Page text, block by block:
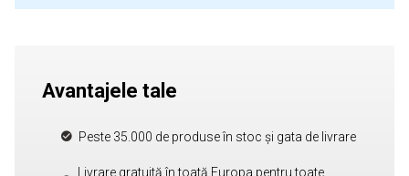
Avantajele tale
Peste 35.000 de produse în stoc și gata de livrare
Livrare gratuită în toată Europa pentru toate